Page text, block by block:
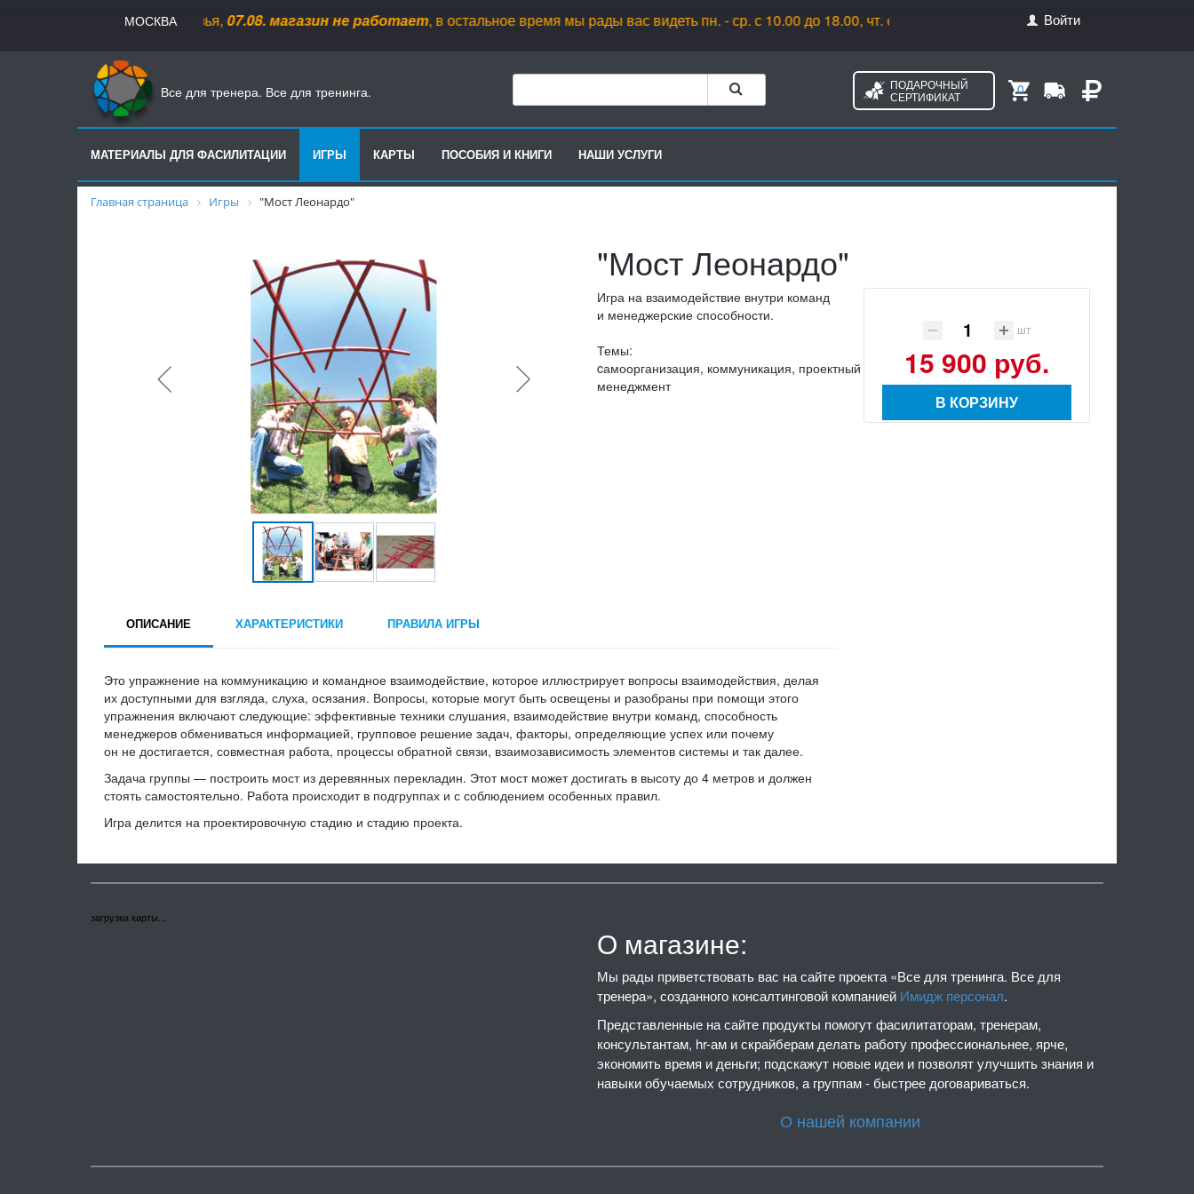
МОСКВА
Друзья, 07.08.магазин не работает, в остальное время мы рады вас видеть пн. - ср. с 10.00 до 18.00, чт. с 10.00 до 20.00, пт. с 10.00 до 17.00
Войти
Все для тренера. Все для тренинга.
ПОДАРОЧНЫЙ
СЕРТИФИКАТ
0
МАТЕРИАЛЫ ДЛЯ ФАСИЛИТАЦИИ ИГРЫ КАРТЫ ПОСОБИЯ И КНИГИ НАШИ УСЛУГИ
Главная страница Игры "Мост Леонардо"
"Мост Леонардо"
Игра на взаимодействие внутри команд
и менеджерские способности.
Темы:
cамоорганизация, коммуникация, проектный
менеджмент
шт
15 900 руб.
В КОРЗИНУ
ОПИСАНИЕ ХАРАКТЕРИСТИКИ ПРАВИЛА ИГРЫ
Это упражнение на коммуникацию и командное взаимодействие, которое иллюстрирует вопросы взаимодействия, делая
их доступными для взгляда, слуха, осязания. Вопросы, которые могут быть освещены и разобраны при помощи этого
упражнения включают следующие: эффективные техники слушания, взаимодействие внутри команд, способность
менеджеров обмениваться информацией, групповое решение задач, факторы, определяющие успех или почему
он не достигается, совместная работа, процессы обратной связи, взаимозависимость элементов системы и так далее.
Задача группы — построить мост из деревянных перекладин. Этот мост может достигать в высоту до 4 метров и должен
стоять самостоятельно. Работа происходит в подгруппах и с соблюдением особенных правил.
Игра делится на проектировочную стадию и стадию проекта.
загрузка карты...
О магазине:
Мы рады приветствовать вас на сайте проекта «Все для тренинга. Все для
тренера», созданного консалтинговой компанией Имидж персонал.
Представленные на сайте продукты помогут фасилитаторам, тренерам,
консультантам, hr-ам и скрайберам делать работу профессиональнее, ярче,
экономить время и деньги; подскажут новые идеи и позволят улучшить знания и
навыки обучаемых сотрудников, а группам - быстрее договариваться.
О нашей компании